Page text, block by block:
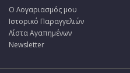
Ο Λογαριασμός μου
Ιστορικό Παραγγελιών
Λίστα Αγαπημένων
Newsletter